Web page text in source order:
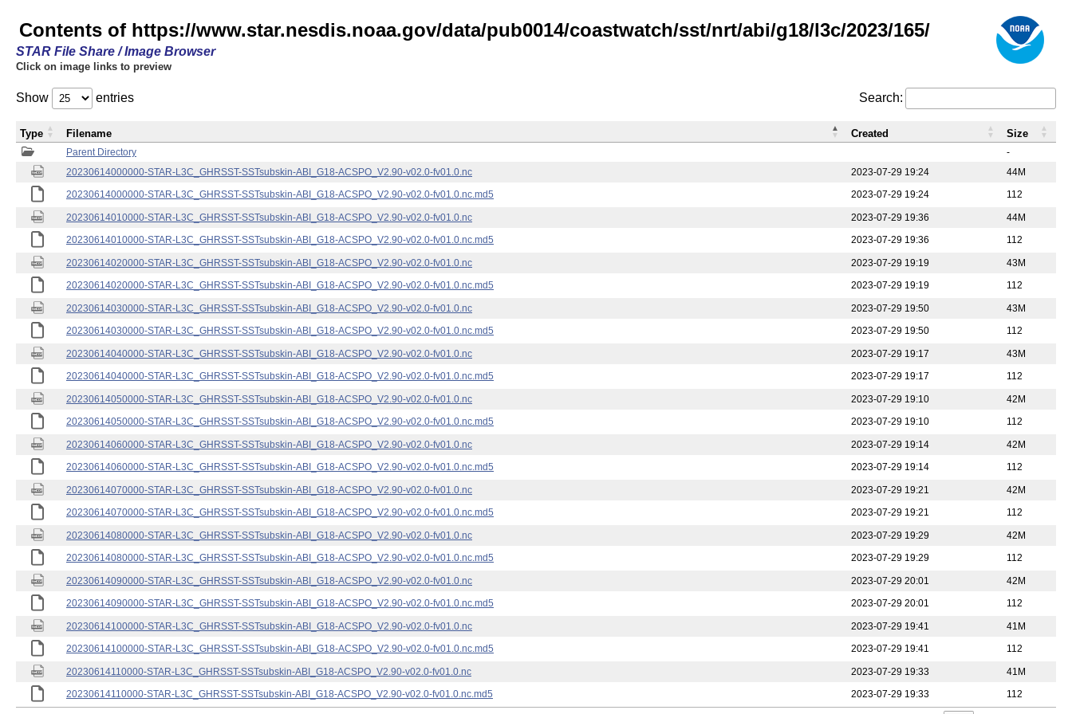
Contents of https://www.star.nesdis.noaa.gov/data/pub0014/coastwatch/sst/nrt/abi/g18/l3c/2023/165/
STAR File Share / Image Browser
Click on image links to preview
Show entries Search:
Parent Directory
-
20230614000000-STAR-L3C_GHRSST-SSTsubskin-ABI_G18-ACSPO_V2.90-v02.0-fv01.0.nc
2023-07-29 19:24
44M
20230614000000-STAR-L3C_GHRSST-SSTsubskin-ABI_G18-ACSPO_V2.90-v02.0-fv01.0.nc.md5
2023-07-29 19:24 112
20230614010000-STAR-L3C_GHRSST-SSTsubskin-ABI_G18-ACSPO_V2.90-v02.0-fv01.0.nc 2023-07-29 19:36
44M
20230614010000-STAR-L3C_GHRSST-SSTsubskin-ABI_G18-ACSPO_V2.90-v02.0-fv01.0.nc.md5
2023-07-29 19:36 112
20230614020000-STAR-L3C_GHRSST-SSTsubskin-ABI_G18-ACSPO_V2.90-v02.0-fv01.0.nc 2023-07-29 19:19
43M
20230614020000-STAR-L3C_GHRSST-SSTsubskin-ABI_G18-ACSPO_V2.90-v02.0-fv01.0.nc.md5
2023-07-29 19:19 112
20230614030000-STAR-L3C_GHRSST-SSTsubskin-ABI_G18-ACSPO_V2.90-v02.0-fv01.0.nc 2023-07-29 19:50
43M
20230614030000-STAR-L3C_GHRSST-SSTsubskin-ABI_G18-ACSPO_V2.90-v02.0-fv01.0.nc.md5
2023-07-29 19:50 112
20230614040000-STAR-L3C_GHRSST-SSTsubskin-ABI_G18-ACSPO_V2.90-v02.0-fv01.0.nc 2023-07-29 19:17
43M
20230614040000-STAR-L3C_GHRSST-SSTsubskin-ABI_G18-ACSPO_V2.90-v02.0-fv01.0.nc.md5
2023-07-29 19:17 112
20230614050000-STAR-L3C_GHRSST-SSTsubskin-ABI_G18-ACSPO_V2.90-v02.0-fv01.0.nc 2023-07-29 19:10
42M
20230614050000-STAR-L3C_GHRSST-SSTsubskin-ABI_G18-ACSPO_V2.90-v02.0-fv01.0.nc.md5
2023-07-29 19:10 112
20230614060000-STAR-L3C_GHRSST-SSTsubskin-ABI_G18-ACSPO_V2.90-v02.0-fv01.0.nc 2023-07-29 19:14
42M
20230614060000-STAR-L3C_GHRSST-SSTsubskin-ABI_G18-ACSPO_V2.90-v02.0-fv01.0.nc.md5
2023-07-29 19:14 112
20230614070000-STAR-L3C_GHRSST-SSTsubskin-ABI_G18-ACSPO_V2.90-v02.0-fv01.0.nc 2023-07-29 19:21
42M
20230614070000-STAR-L3C_GHRSST-SSTsubskin-ABI_G18-ACSPO_V2.90-v02.0-fv01.0.nc.md5
2023-07-29 19:21 112
20230614080000-STAR-L3C_GHRSST-SSTsubskin-ABI_G18-ACSPO_V2.90-v02.0-fv01.0.nc 2023-07-29 19:29
42M
20230614080000-STAR-L3C_GHRSST-SSTsubskin-ABI_G18-ACSPO_V2.90-v02.0-fv01.0.nc.md5
2023-07-29 19:29 112
20230614090000-STAR-L3C_GHRSST-SSTsubskin-ABI_G18-ACSPO_V2.90-v02.0-fv01.0.nc 2023-07-29 20:01
42M
20230614090000-STAR-L3C_GHRSST-SSTsubskin-ABI_G18-ACSPO_V2.90-v02.0-fv01.0.nc.md5
2023-07-29 20:01 112
20230614100000-STAR-L3C_GHRSST-SSTsubskin-ABI_G18-ACSPO_V2.90-v02.0-fv01.0.nc 2023-07-29 19:41
41M
20230614100000-STAR-L3C_GHRSST-SSTsubskin-ABI_G18-ACSPO_V2.90-v02.0-fv01.0.nc.md5
2023-07-29 19:41 112
20230614110000-STAR-L3C_GHRSST-SSTsubskin-ABI_G18-ACSPO_V2.90-v02.0-fv01.0.nc 2023-07-29 19:33
41M
20230614110000-STAR-L3C_GHRSST-SSTsubskin-ABI_G18-ACSPO_V2.90-v02.0-fv01.0.nc.md5
2023-07-29 19:33 112
Type Filename Created Size